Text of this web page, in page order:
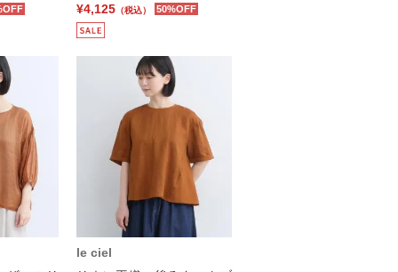
¥4,125 （税込） 50%OFF
le ciel